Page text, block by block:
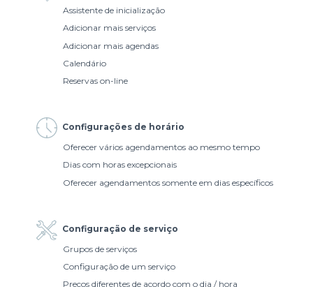
Assistente de inicialização
Adicionar mais serviços
Adicionar mais agendas
Calendário
Reservas on-line
Configurações de horário
Oferecer vários agendamentos ao mesmo tempo
Dias com horas excepcionais
Oferecer agendamentos somente em dias específicos
Configuração de serviço
Grupos de serviços
Configuração de um serviço
Preços diferentes de acordo com o dia / hora